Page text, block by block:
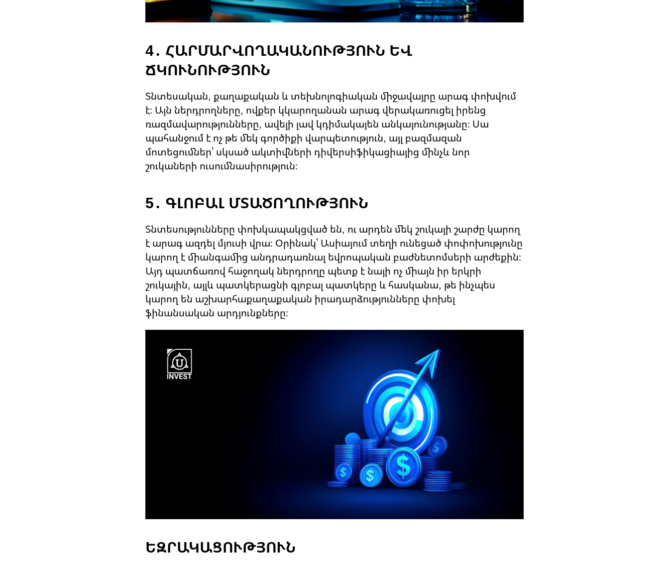
4․ ՀԱՐՄԱՐՎՈՂԱԿԱՆՈՒԹՅՈՒՆ ԵՎ
ՃԿՈՒՆՈՒԹՅՈՒՆ
Տնտեսական, քաղաքական և տեխնոլոգիական միջավայրը արագ փոխվում
է։ Այն ներդրողները, ովքեր կկարողանան արագ վերակառուցել իրենց
ռազմավարությունները, ավելի լավ կդիմակայեն անկայունությանը։ Սա
պահանջում է ոչ թե մեկ գործիքի վարպետություն, այլ բազմազան
մոտեցումներ՝ սկսած ակտիվների դիվերսիֆիկացիայից մինչև նոր
շուկաների ուսումնասիրություն։
5․ ԳԼՈԲԱԼ ՄՏԱԾՈՂՈՒԹՅՈՒՆ
Տնտեսությունները փոխկապակցված են, ու արդեն մեկ շուկայի շարժը կարող
է արագ ազդել մյուսի վրա։ Օրինակ՝ Ասիայում տեղի ունեցած փոփոխությունը
կարող է միանգամից անդրադառնալ եվրոպական բաժնետոմսերի արժեքին։
Այդ պատճառով հաջողակ ներդրողը պետք է նայի ոչ միայն իր երկրի
շուկային, այլև պատկերացնի գլոբալ պատկերը և հասկանա, թե ինչպես
կարող են աշխարհաքաղաքական իրադարձությունները փոխել
ֆինանսական արդյունքները։
ԵԶՐԱԿԱՑՈՒԹՅՈՒՆ